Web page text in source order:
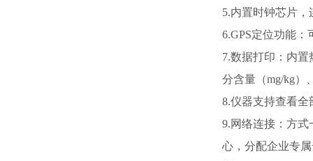
5.内置时钟芯片
6.GPS定位功能
7.数据打印：内
分含量（mg/kg）
8.仪器支持查看
9.网络连接：方
心，分配企业专